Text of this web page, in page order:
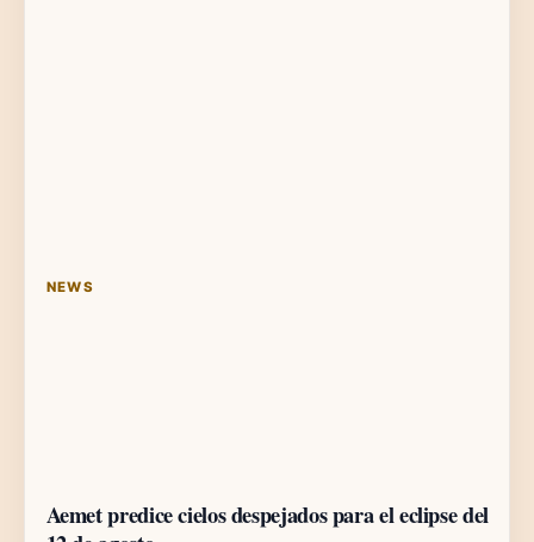
NEWS
Aemet predice cielos despejados para el eclipse del